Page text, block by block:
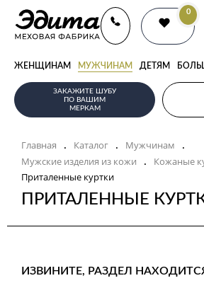
0
ЖЕНЩИНАМ МУЖЧИНАМ ДЕТЯМ
ЗАКАЖИТЕ ШУБУ
ПО ВАШИМ
МЕРКАМ
Главная . Каталог . Мужчинам .
Мужские изделия из кожи . Кожаные
Приталенные куртки
ПРИТАЛЕННЫЕ
ИЗВИНИТЕ, РАЗДЕЛ